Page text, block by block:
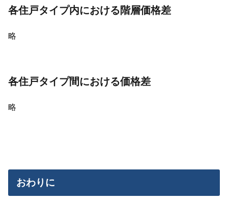
各住戸タイプ内における階層価格差
略
各住戸タイプ間における価格差
略
おわりに